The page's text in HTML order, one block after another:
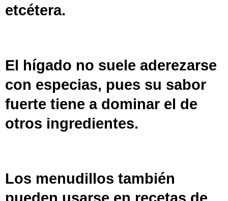
etcétera.
El hígado no suele aderezarse
con especias, pues su sabor
fuerte tiene a dominar el de
otros ingredientes.
Los menudillos también